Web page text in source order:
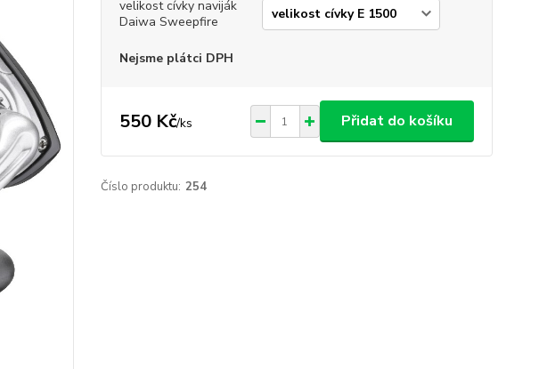
velikost cívky naviják
Daiwa Sweepfire
Nejsme plátci DPH
550 Kč/ks Přidat do košíku
Číslo produktu: 254